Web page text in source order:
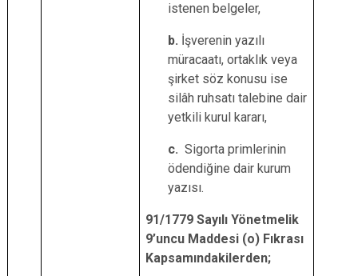
istenen belgeler,
b. İşverenin yazılı
müracaatı, ortaklık veya
şirket söz konusu ise
silâh ruhsatı talebine dair
yetkili kurul kararı,
c. Sigorta primlerinin
ödendiğine dair kurum
yazısı.
91/1779 Sayılı Yönetmelik
9’uncu Maddesi (o) Fıkrası
Kapsamındakilerden;